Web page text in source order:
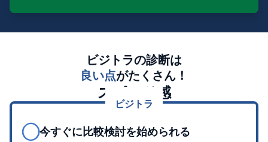
ビジトラの診断は
良い点がたくさん！
スピード感
ビジトラ
◯今すぐに比較検討を始められる